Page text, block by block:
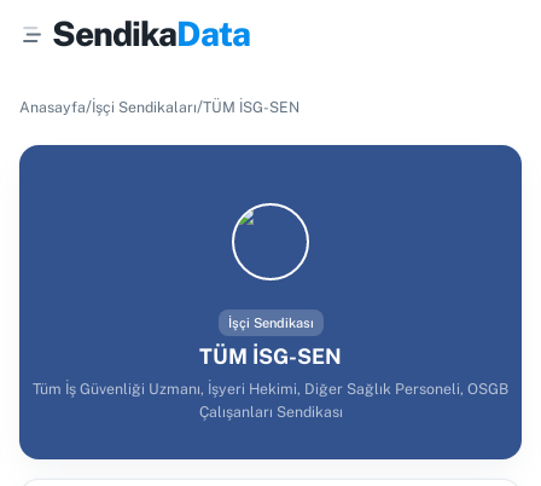
SendikaData
Anasayfa/İşçi Sendikaları/TÜM İSG-SEN
İşçi Sendikası
TÜM İSG-SEN
Tüm İş Güvenliği Uzmanı, İşyeri Hekimi, Diğer Sağlık Personeli, OSGB
Çalışanları Sendikası